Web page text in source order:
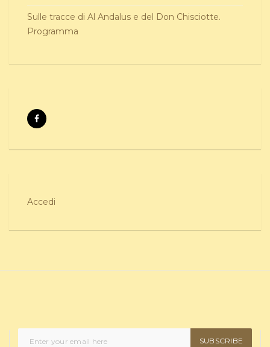
Sulle tracce di Al Andalus e del Don Chisciotte.
Programma
Accedi
SUBSCRIBE